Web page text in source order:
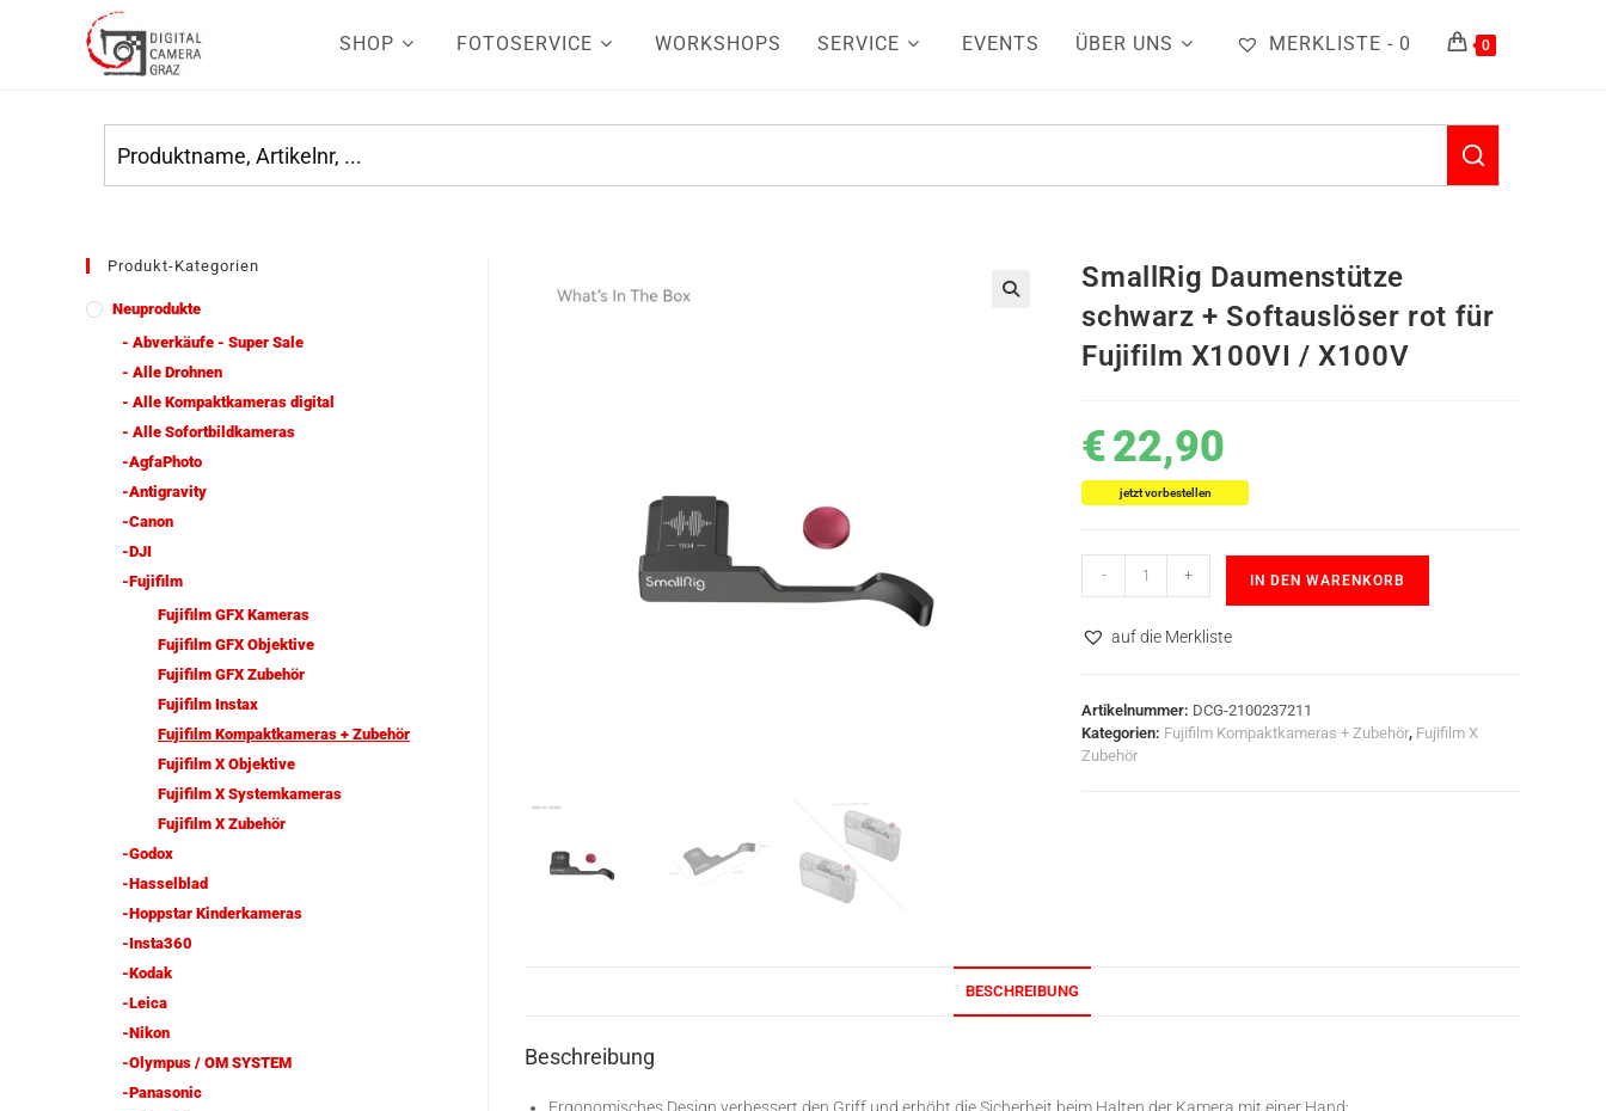
SHOP FOTOSERVICE WORKSHOPS SERVICE EVENTS ÜBER UNS MERKLISTE - 0 0
SmallRig Daumenstütze
schwarz + Softauslöser rot für
Fujifilm X100VI / X100V
€22,90
jetzt vorbestellen
- + IN DEN WARENKORB
auf die Merkliste
Artikelnummer: DCG-2100237211
Kategorien: Fujifilm Kompaktkameras + Zubehör, Fujifilm X
Zubehör
BESCHREIBUNG
Beschreibung
Produkt-Kategorien
Neuprodukte
- Abverkäufe - Super Sale
- Alle Drohnen
- Alle Kompaktkameras digital
- Alle Sofortbildkameras
-AgfaPhoto
-Antigravity
-Canon
-DJI
-Fujifilm
Fujifilm GFX Kameras
Fujifilm GFX Objektive
Fujifilm GFX Zubehör
Fujifilm Instax
Fujifilm Kompaktkameras + Zubehör
Fujifilm X Objektive
Fujifilm X Systemkameras
Fujifilm X Zubehör
-Godox
-Hasselblad
-Hoppstar Kinderkameras
-Insta360
-Kodak
-Leica
-Nikon
-Olympus / OM SYSTEM
-Panasonic